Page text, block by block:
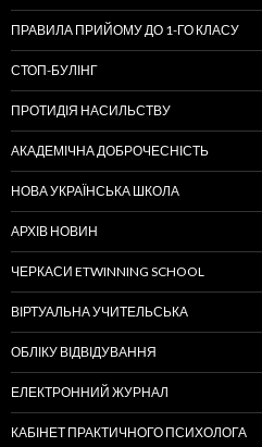
ПРАВИЛА ПРИЙОМУ ДО 1-ГО КЛАСУ
СТОП-БУЛІНГ
ПРОТИДІЯ НАСИЛЬСТВУ
АКАДЕМІЧНА ДОБРОЧЕСНІСТЬ
НОВА УКРАЇНСЬКА ШКОЛА
АРХІВ НОВИН
ЧЕРКАСИ ETWINNING SCHOOL
ВІРТУАЛЬНА УЧИТЕЛЬСЬКА
ОБЛІКУ ВІДВІДУВАННЯ
ЕЛЕКТРОННИЙ ЖУРНАЛ
КАБІНЕТ ПРАКТИЧНОГО ПСИХОЛОГА